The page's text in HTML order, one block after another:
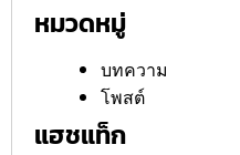
หมวดหมู่
บทความ
โพสต์
แฮชแท็ก